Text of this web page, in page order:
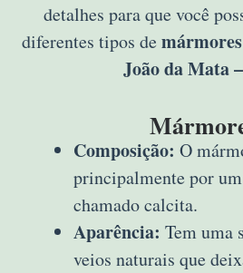
detalhes para que você
diferentes tipos de
João da Mata
Composição: O
principalmente por
chamado calcita.
Aparência: Tem uma
veios naturais que